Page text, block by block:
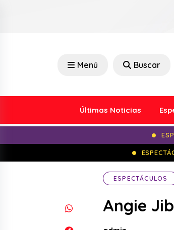
Menú Buscar
Últimas Noticias
ESPECTÁCULOS
Angie